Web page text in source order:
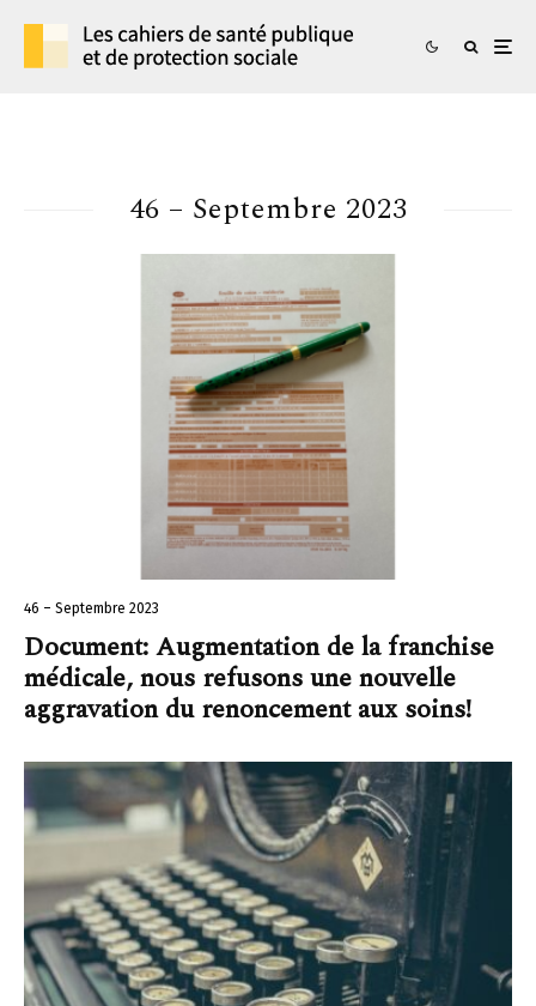
46 – Septembre 2023
46 – Septembre 2023
Document: Augmentation de la franchise
médicale, nous refusons une nouvelle
aggravation du renoncement aux soins!